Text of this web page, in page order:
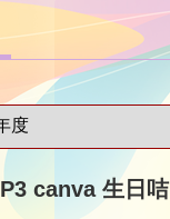
P3 canva 生日咭